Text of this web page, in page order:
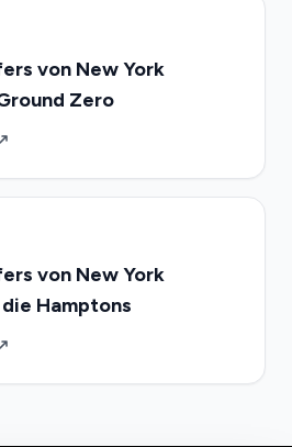
von New York
Zero
von New York
Hamptons